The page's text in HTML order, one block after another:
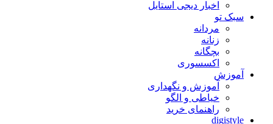
اخبار دیجی استایل
سبک تو
مردانه
زنانه
بچگانه
اکسسوری
آموزش
آموزش و نگهداری
خیاطی و الگو
راهنمای خرید
digistyle